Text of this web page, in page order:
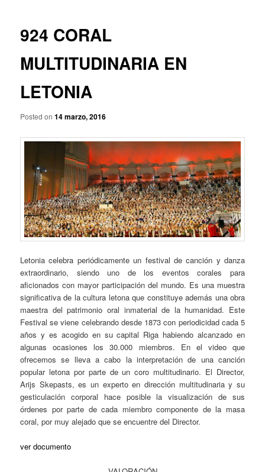
e
n
t
r
a
d
a
s
924 CORAL
MULTITUDINARIA EN
LETONIA
Posted on14 marzo, 2016
Letonia celebra periódicamente un festival de canción y danza
extraordinario, siendo uno de los eventos corales para
aficionados con mayor participación del mundo. Es una muestra
significativa de la cultura letona que constituye además una obra
maestra del patrimonio oral inmaterial de la humanidad. Este
Festival se viene celebrando desde 1873 con periodicidad cada 5
años y es acogido en su capital Riga habiendo alcanzado en
algunas ocasiones los 30.000 miembros. En el video que
ofrecemos se lleva a cabo la interpretación de una canción
popular letona por parte de un coro multitudinario. El Director,
Arijs Skepasts, es un experto en dirección multitudinaria y su
gesticulación corporal hace posible la visualización de sus
órdenes por parte de cada miembro componente de la masa
coral, por muy alejado que se encuentre del Director.
ver documento